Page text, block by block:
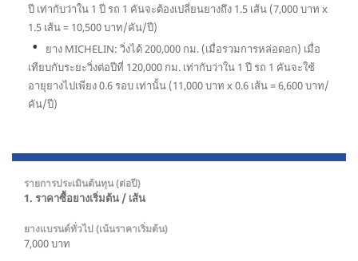
ปี เท่ากับว่าใน 1 ปี รถ 1 คันจะต้องเปลี่ยนยางถึง 1.5 เส้น (7,000 บาท x
1.5 เส้น = 10,500 บาท/คัน/ปี)
ยาง MICHELIN: วิ่งได้ 200,000 กม. (เมื่อรวมการหล่อดอก) เมื่อ
เทียบกับระยะวิ่งต่อปีที่ 120,000 กม. เท่ากับว่าใน 1 ปี รถ 1 คันจะใช้
อายุยางไปเพียง 0.6 รอบ เท่านั้น (11,000 บาท x 0.6 เส้น = 6,600 บาท/
คัน/ปี)
1. ราคาซื้อยางเริ่มต้น / เส้น
7,000 บาท